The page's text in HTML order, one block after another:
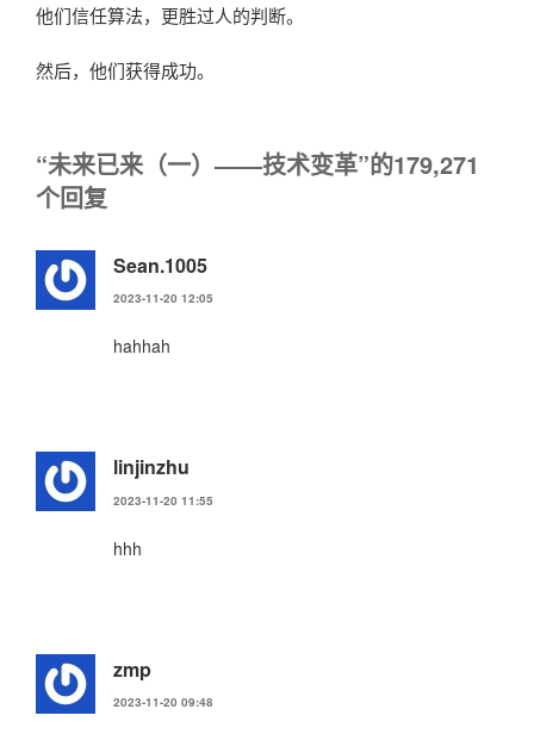
他们信任算法，更胜过人的判断。
然后，他们获得成功。
“未来已来（一）——技术变革”的179,271
个回复
Sean.1005
2023-11-20 12:05
hahhah
linjinzhu
2023-11-20 11:55
hhh
zmp
2023-11-20 09:48